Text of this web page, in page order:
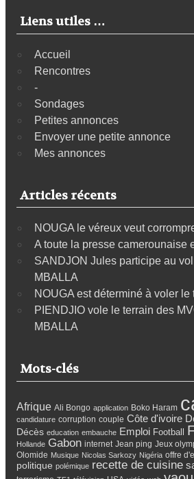
Liens utiles …
Accueil
Rencontres
-
Sondages
Petites annonces
Envoyer une petite annonce
Mes annonces
Articles récents
NOUGA le véreux veut
A toute la presse camerounaise
SANDJON Jules participe au
MBALLA
NOUGA est déterminé à voler le
PIENDJIO vole le terrain des
MBALLA
Mots-clés
Afrique Ali Bongo application Boko Haram
candidature corruption couple Côte d'ivoire
Décès education embauche Emploi Football
Hollande Gabon internet Jean ping Jeux
Olomide Musique Nicolas Sarkozy Nigéria offre
politique polémique recette de cuisine